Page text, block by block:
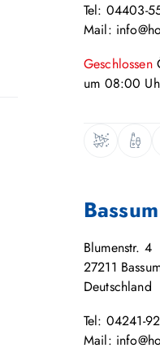
Tel: 04403-
Mail:
Geschlossen
um 08:00
Bassum
Blumenstr. 4
27211
Deutschland
Tel: 04241-
Mail: